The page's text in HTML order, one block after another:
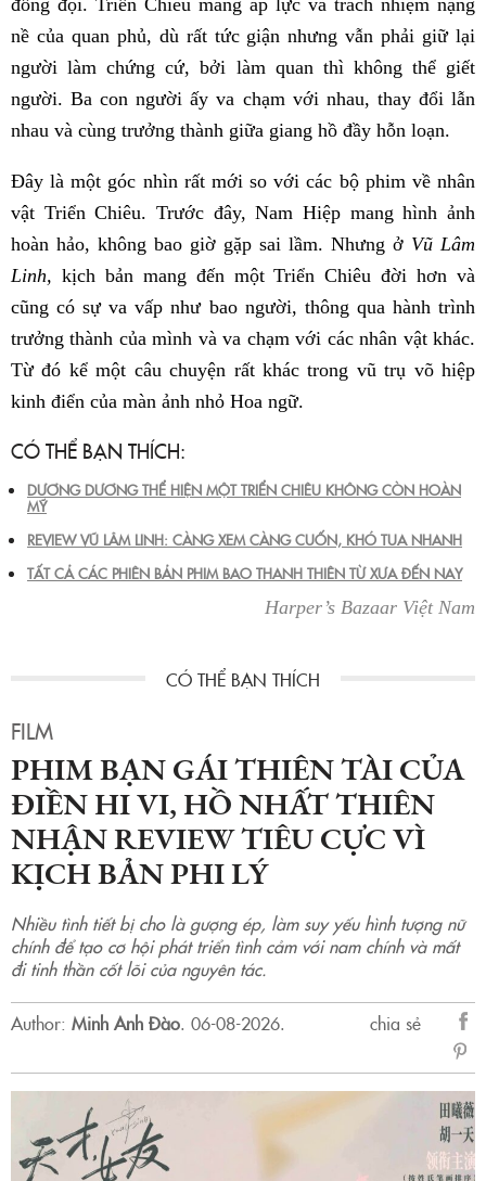
nề của quan phủ, dù rất tức giận nhưng vẫn phải giữ lại
người làm chứng cứ, bởi làm quan thì không thể giết
người. Ba con người ấy va chạm với nhau, thay đổi lẫn
nhau và cùng trưởng thành giữa giang hồ đầy hỗn loạn.
Đây là một góc nhìn rất mới so với các bộ phim về nhân
vật Triển Chiêu. Trước đây, Nam Hiệp mang hình ảnh
hoàn hảo, không bao giờ gặp sai lầm. Nhưng ở Vũ Lâm
Linh, kịch bản mang đến một Triển Chiêu đời hơn và
cũng có sự va vấp như bao người, thông qua hành trình
trưởng thành của mình và va chạm với các nhân vật khác.
Từ đó kể một câu chuyện rất khác trong vũ trụ võ hiệp
kinh điển của màn ảnh nhỏ Hoa ngữ.
CÓ THỂ BẠN THÍCH:
DƯƠNG DƯƠNG THỂ HIỆN MỘT TRIỂN CHIÊU KHÔNG CÒN HOÀN
MỸ
REVIEW VŨ LÂM LINH: CÀNG XEM CÀNG CUỐN, KHÓ TUA NHANH
TẤT CẢ CÁC PHIÊN BẢN PHIM BAO THANH THIÊN TỪ XƯA ĐẾN NAY
Harper’s Bazaar Việt Nam
FILM
PHIM BẠN GÁI THIÊN TÀI CỦA
ĐIỀN HI VI, HỒ NHẤT THIÊN
NHẬN REVIEW TIÊU CỰC VÌ
KỊCH BẢN PHI LÝ
Nhiều tình tiết bị cho là gượng ép, làm suy yếu hình tượng nữ
chính để tạo cơ hội phát triển tình cảm với nam chính và mất
đi tinh thần cốt lõi của nguyên tác.
Author: Minh Anh Đào. 06-08-2026.
chia sẻ
sẻ